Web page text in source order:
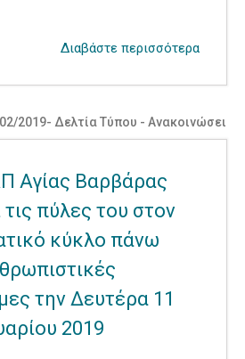
Διαβάστε περισσότερα
2019- Δελτία Τύπου - Ανακοινώσεις
Αγίας Βαρβάρας
τις πύλες του στον
κύκλο πάνω
την Δευτέρα 11
2019